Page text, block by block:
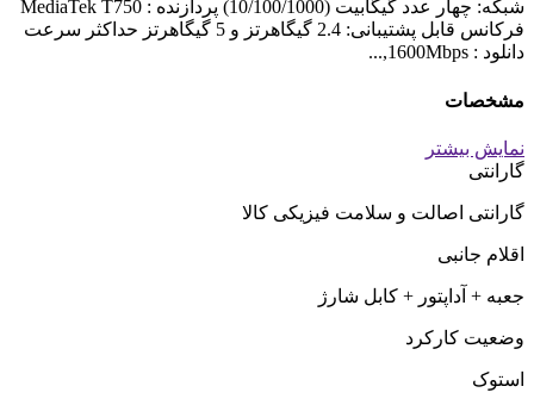
شبکه: چهار عدد گیگابیت (10/100/1000) پردازنده : MediaTek T750
فرکانس قابل پشتیبانی: 2.4 گیگاهرتز و 5 گیگاهرتز حداکثر سرعت
دانلود : 1600Mbps,...
مشخصات
نمایش بیشتر
گارانتی
گارانتی اصالت و سلامت فیزیکی کالا
اقلام جانبی
جعبه + آداپتور + کابل شارژ
وضعیت کارکرد
استوک